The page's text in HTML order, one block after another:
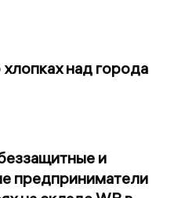
над города
и
предприниматели